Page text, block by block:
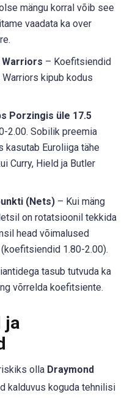
mängu korral võib see
vaadata ka over
Warriors – Koefitsiendid
kipub kodus
Porzingis üle 17.5
2.00. Sobilik preemia
kasutab Euroliiga tähe
Curry, Hield ja Butler
(Nets) – Kui mäng
on rotatsioonil tekkida
head võimalused
1.80-2.00).
tasub tutvuda ka
võrrelda koefitsiente.
ja
olla Draymond
kalduvus koguda tehnilisi